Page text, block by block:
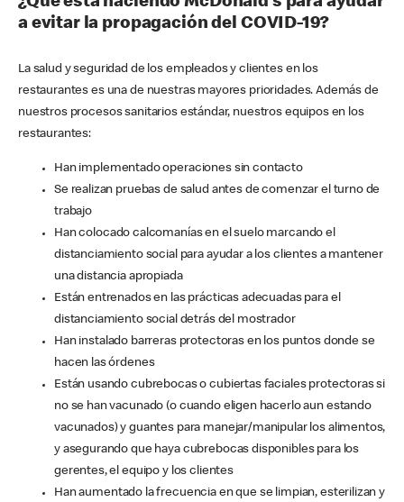
a evitar la propagación del COVID-19?
La salud y seguridad de los empleados y clientes en los
restaurantes es una de nuestras mayores prioridades. Además de
nuestros procesos sanitarios estándar, nuestros equipos en los
restaurantes:
Han implementado operaciones sin contacto
Se realizan pruebas de salud antes de comenzar el turno de
trabajo
Han colocado calcomanías en el suelo marcando el
distanciamiento social para ayudar a los clientes a mantener
una distancia apropiada
Están entrenados en las prácticas adecuadas para el
distanciamiento social detrás del mostrador
Han instalado barreras protectoras en los puntos donde se
hacen las órdenes
Están usando cubrebocas o cubiertas faciales protectoras si
no se han vacunado (o cuando eligen hacerlo aun estando
vacunados) y guantes para manejar/manipular los alimentos,
y asegurando que haya cubrebocas disponibles para los
gerentes, el equipo y los clientes
Han aumentado la frecuencia en que se limpian, esterilizan y